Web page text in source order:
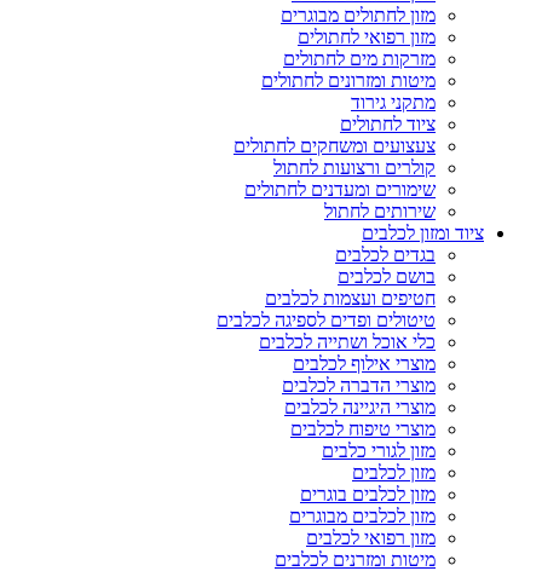
מזון לחתולים מבוגרים
מזון רפואי לחתולים
מזרקות מים לחתולים
מיטות ומזרונים לחתולים
מתקני גירוד
ציוד לחתולים
צעצועים ומשחקים לחתולים
קולרים ורצועות לחתול
שימורים ומעדנים לחתולים
שירותים לחתול
ציוד ומזון לכלבים
בגדים לכלבים
בושם לכלבים
חטיפים ועצמות לכלבים
טיטולים ופדים לספיגה לכלבים
כלי אוכל ושתייה לכלבים
מוצרי אילוף לכלבים
מוצרי הדברה לכלבים
מוצרי היגיינה לכלבים
מוצרי טיפוח לכלבים
מזון לגורי כלבים
מזון לכלבים
מזון לכלבים בוגרים
מזון לכלבים מבוגרים
מזון רפואי לכלבים
מיטות ומזרנים לכלבים